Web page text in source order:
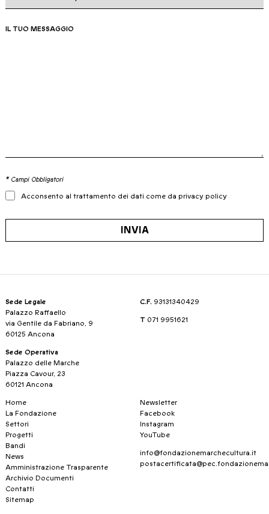
IL TUO MESSAGGIO
* Campi Obbligatori
Acconsento al trattamento dei dati come da privacy policy
INVIA
Sede Legale
Palazzo Raffaello
via Gentile da Fabriano, 9
60125 Ancona
Sede Operativa
Palazzo delle Marche
Piazza Cavour, 23
60121 Ancona
C.F. 93131340429
T 071 9951621
Home
La Fondazione
Settori
Progetti
Bandi
News
Amministrazione Trasparente
Archivio Documenti
Contatti
Sitemap
Newsletter
Facebook
Instagram
YouTube
info@fondazionemarchecultura.it